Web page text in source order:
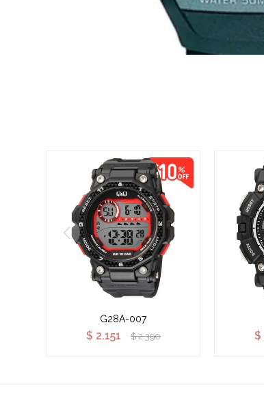
G28A-007
$ 2.151 $ 2.390 $